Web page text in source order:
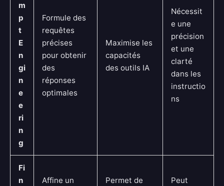
m
p
t
E
n
gi
n
e
e
ri
n
g
Formule des
requêtes
précises
pour obtenir
des
réponses
optimales
Maximise les
capacités
des outils IA
Nécessit
e une
précision
et une
clarté
dans les
instructio
ns
Fi
n
Affine un
Permet de
Peut